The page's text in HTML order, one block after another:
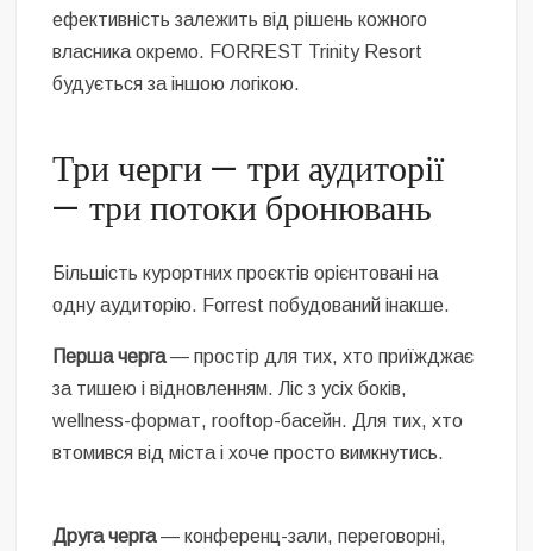
ефективність залежить від рішень кожного
власника окремо. FORREST Trinity Resort
будується за іншою логікою.
Три черги — три аудиторії
— три потоки бронювань
Більшість курортних проєктів орієнтовані на
одну аудиторію. Forrest побудований інакше.
Перша черга— простір для тих, хто приїжджає
за тишею і відновленням. Ліс з усіх боків,
wellness-формат, rooftop-басейн. Для тих, хто
втомився від міста і хоче просто вимкнутись.
Друга черга— конференц-зали, переговорні,